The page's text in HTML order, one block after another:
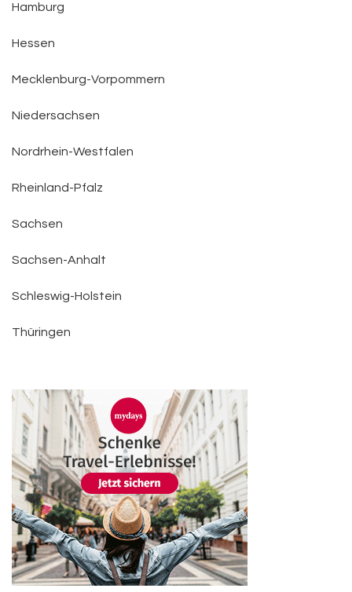
Hamburg
Hessen
Mecklenburg-Vorpommern
Niedersachsen
Nordrhein-Westfalen
Rheinland-Pfalz
Sachsen
Sachsen-Anhalt
Schleswig-Holstein
Thüringen